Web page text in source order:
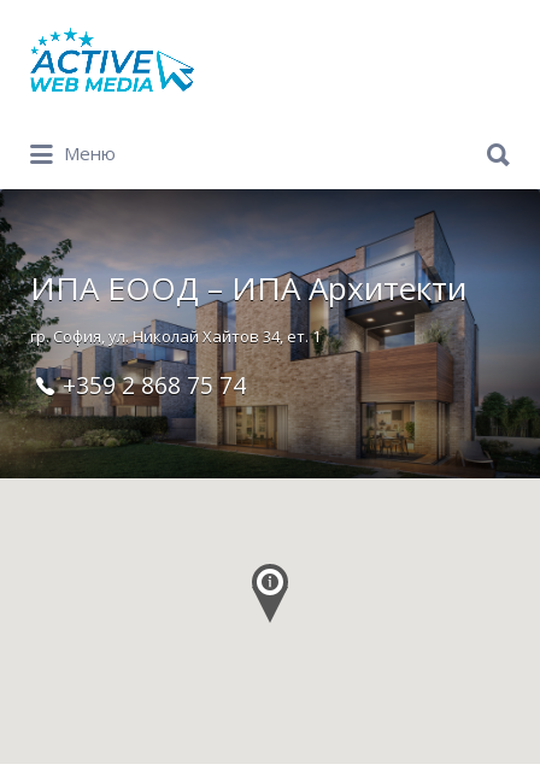
Search
for:
Меню
for:
ИПА ЕOOД – ИПА Архитекти
гр. София, ул. Николай Хайтов 34, ет. 1
+359 2 868 75 74